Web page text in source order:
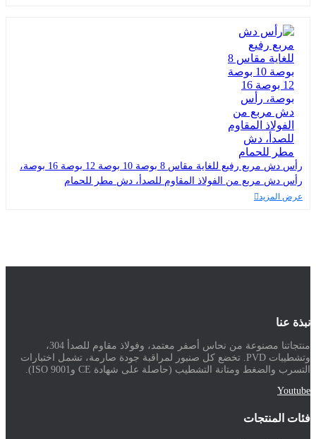
رأس دش مربع رفيع للغاية مقاس 8 بوصة 10 بوصة 12 بوصة 16 بوصة،
رأس دش مربع من الفولاذ المقاوم للصدأ، دش مطر للحمام
عرض المزيد
نبذة عنا
منتجاتنا مصنوعة من نحاس أصفر معتمد، وفولاذ مقاوم للصدأ 304،
وتشطيبات PVD. تخضع كل صنبور لمراقبة جودة صارمة، تشمل اختبارات
التسرب والضغط ومتانة التشطيب (حاصلة على شهادة CE وISO 9001).
Youtube
فئات المنتجات